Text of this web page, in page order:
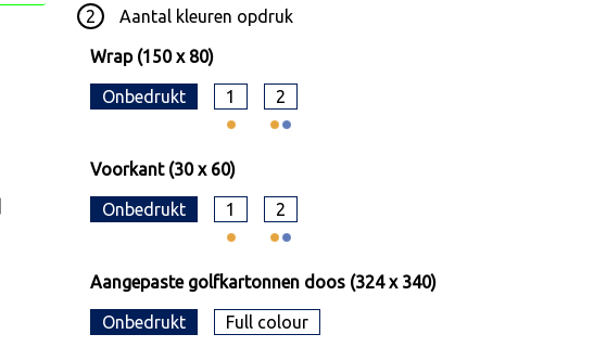
2 Aantal kleuren opdruk
Wrap (150 x 80)
Onbedrukt 1 2
Voorkant (30 x 60)
Onbedrukt 1 2
Aangepaste golfkartonnen doos (324 x 340)
Onbedrukt Full colour